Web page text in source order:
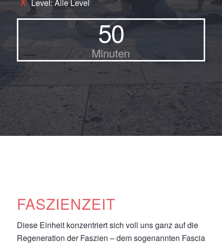
Level: Alle Level
50
Minuten
FASZIENZEIT
Diese Einheit konzentriert sich voll uns ganz auf die
Regeneration der Faszien – dem sogenannten Fascia